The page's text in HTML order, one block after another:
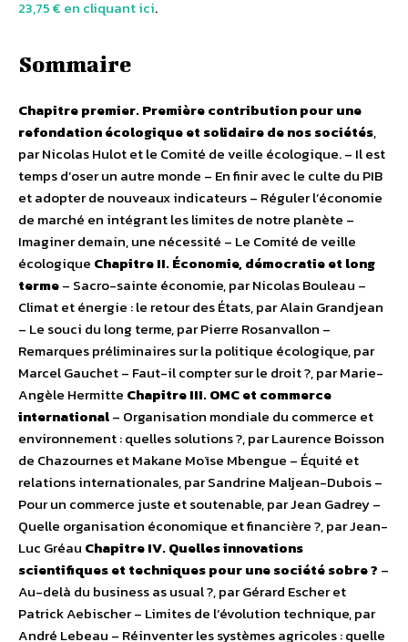
23,75 € en cliquant ici.
Sommaire
Chapitre premier. Première contribution pour une
refondation écologique et solidaire de nos sociétés,
par Nicolas Hulot et le Comité de veille écologique. – Il est
temps d’oser un autre monde – En finir avec le culte du PIB
et adopter de nouveaux indicateurs – Réguler l’économie
de marché en intégrant les limites de notre planète –
Imaginer demain, une nécessité – Le Comité de veille
écologique Chapitre II. Économie, démocratie et long
terme– Sacro-sainte économie, par Nicolas Bouleau –
Climat et énergie : le retour des États, par Alain Grandjean
– Le souci du long terme, par Pierre Rosanvallon –
Remarques préliminaires sur la politique écologique, par
Marcel Gauchet – Faut-il compter sur le droit ?, par Marie-
Angèle Hermitte Chapitre III. OMC et commerce
international– Organisation mondiale du commerce et
environnement : quelles solutions ?, par Laurence Boisson
de Chazournes et Makane Moïse Mbengue – Équité et
relations internationales, par Sandrine Maljean-Dubois –
Pour un commerce juste et soutenable, par Jean Gadrey –
Quelle organisation économique et financière ?, par Jean-
Luc Gréau Chapitre IV. Quelles innovations
scientifiques et techniques pour une société sobre ? –
Au-delà du business as usual ?, par Gérard Escher et
Patrick Aebischer – Limites de l’évolution technique, par
André Lebeau – Réinventer les systèmes agricoles : quelle